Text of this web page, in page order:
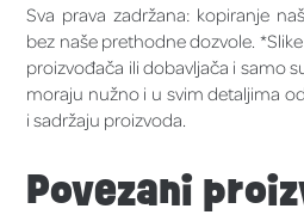
Sva prava zadržana: kopiranje
bez naše prethodne dozvole.
proizvođača ili dobavljača i samo
moraju nužno i u svim detaljima
i sadržaju proizvoda.
Povezani